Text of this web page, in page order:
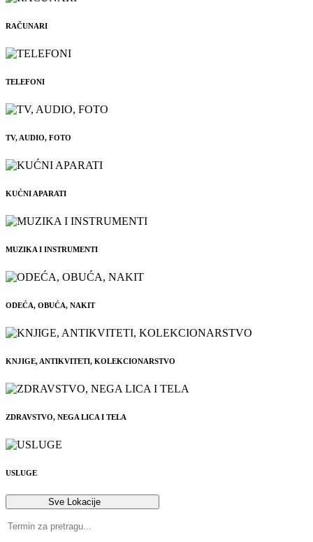
RAČUNARI
TELEFONI
TV, AUDIO, FOTO
KUĆNI APARATI
MUZIKA I INSTRUMENTI
ODEĆA, OBUĆA, NAKIT
KNJIGE, ANTIKVITETI, KOLEKCIONARSTVO
ZDRAVSTVO, NEGA LICA I TELA
USLUGE
Sve Lokacije